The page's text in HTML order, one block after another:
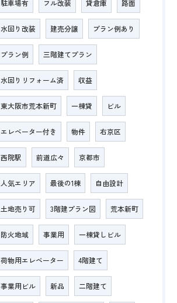
駐車場有 フル改装 貸倉庫 路面
水回り改装 建売分譲 プラン例あり
プラン例 三階建てプラン
水回りリフォーム済 収益
東大阪市荒本新町 一棟貸 ビル
エレベーター付き 物件 右京区
西院駅 前道広々 京都市
人気エリア 最後の1棟 自由設計
土地売り可 3階建プラン図 荒本新町
防火地域 事業用 一棟貸しビル
荷物用エレベーター 4階建て
事業用ビル 新品 二階建て